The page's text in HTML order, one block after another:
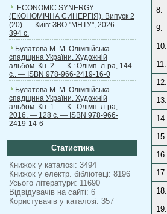
ECONOMIC SYNERGY
(ЕКОНОМІЧНА СИНЕРГІЯ). Випуск 2
(20). — Київ: ЗВО "МНТУ", 2026. —
394 с.
Булатова М. М. Олімпійська
спадщина України. Художній
альбом. Кн. 2. — К.: Олімп. л-ра, 144
с.. — ISBN 978-966-2419-16-0
Булатова М. М. Олімпійська
спадщина України. Художній
альбом. Кн. 1. — К.: Олімп. л-ра,
2016. — 128 с. — ISBN 978-966-
2419-14-6
Статистика
Книжок у каталозі: 3494
Книжок у електр. бібліотеці: 8196
Усього літератури: 11690
Відвідувачів на сайті: 6
Користувачів у каталозі: 357
8.
9.
10.
11.
12.
13.
14.
15.
16.
17.
18.
19.